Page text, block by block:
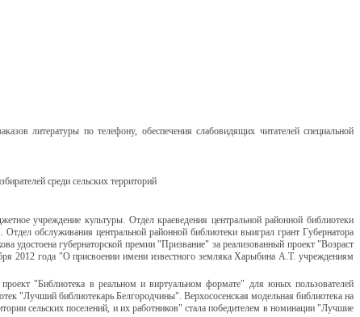
литературы по телефону, обеспечения слабовидящих читателей специальной
среди сельских территорий
учреждение культуры. Отдел краеведения центральной районной библиотеки
обслуживания центральной районной библиотеки выиграл грант Губернатора
удостоена губернаторской премии "Призвание" за реализованный проект "Возраст
2012 года "О присвоении имени известного земляка Харыбина А.Т. учреждениям
"Библиотека в реальном и виртуальном формате" для юных пользователей
"Лучший библиотекарь Белгородчины". Верхососенская модельная библиотека на
сельских поселений, и их работников" стала победителем в номинации "Лучшие